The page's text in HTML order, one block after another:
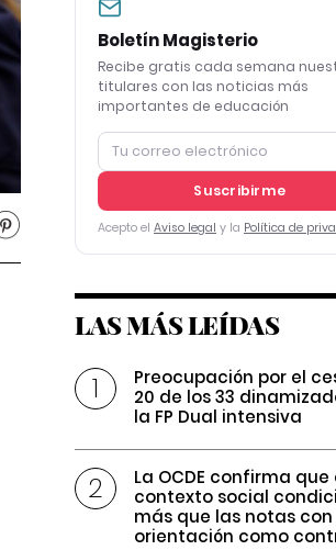
Boletín Magisterio
Recibe gratis cada semana
titulares con las noticias más
importantes de educación
Suscribirme
Acepto el Aviso legal y la Política de
LAS MÁS LEÍDAS
Preocupación por el
20 de los 33
la FP Dual intensiva
La OCDE confirma que
contexto social
más que las notas con
orientación como